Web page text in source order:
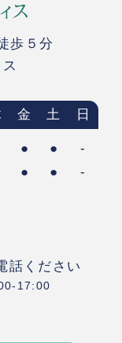
歩５分
金 土 日
● ●
-
● ● -
話ください
17:00